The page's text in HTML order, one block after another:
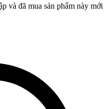
và đã mua sản phẩm này mới